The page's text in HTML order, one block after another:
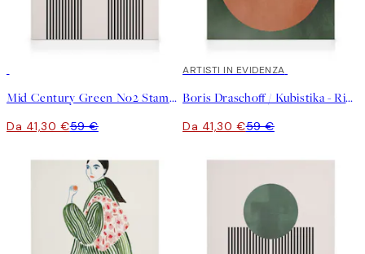
Mid Century Green No2 Stampa su Tela
Da 41,30 €59 €
30%*
ARTISTI IN EVIDENZA
Boris Draschoff / Kubistika - Rising Stampa su Tela
Da 41,30 €59 €